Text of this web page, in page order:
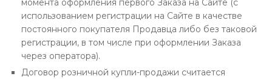
момента оформления первого Заказа на Сайте (с
использованием регистрации на Сайте в качестве
постоянного покупателя Продавца либо без таковой
регистрации, в том числе при оформлении Заказа
через оператора).
Договор розничной купли-продажи считается